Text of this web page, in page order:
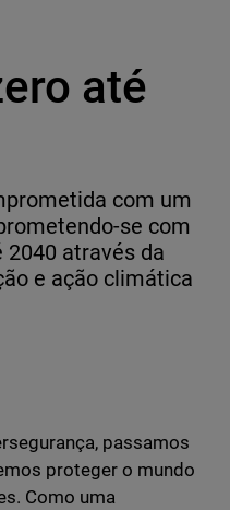
até
com um
se com
2040 através da
e ação climática
on Reddit
passamos
proteger o mundo
Como uma